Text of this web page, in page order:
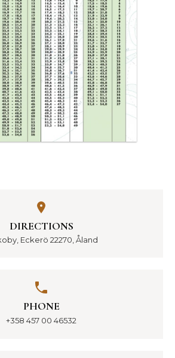
DIRECTIONS
Eckerö 22270, Åland
PHONE
+358 457 00 46532